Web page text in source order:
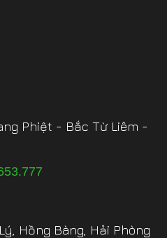
Phiệt - Bắc Từ Liêm -
Hồng Bàng, Hải Phòng